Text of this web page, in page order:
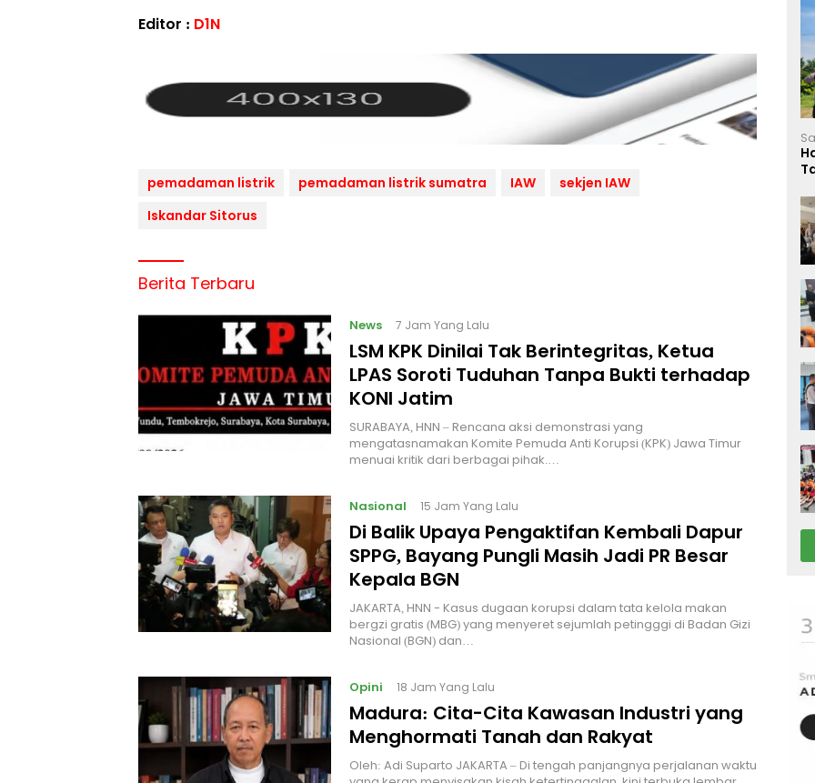
Editor : D1N
pemadaman listrik pemadaman listrik sumatra IAW
sekjen IAW
Iskandar Sitorus
Berita Terbaru
News 7 Jam Yang Lalu
LSM KPK Dinilai Tak Berintegritas, Ketua
LPAS Soroti Tuduhan Tanpa Bukti terhadap
KONI Jatim
SURABAYA, HNN – Rencana aksi demonstrasi yang
mengatasnamakan Komite Pemuda Anti Korupsi (KPK) Jawa Timur
menuai kritik dari berbagai pihak.…
Nasional 15 Jam Yang Lalu
Di Balik Upaya Pengaktifan Kembali Dapur
SPPG, Bayang Pungli Masih Jadi PR Besar
Kepala BGN
JAKARTA, HNN - Kasus dugaan korupsi dalam tata kelola makan
bergzi gratis (MBG) yang menyeret sejumlah petingggi di Badan Gizi
Nasional (BGN) dan…
Opini 18 Jam Yang Lalu
Madura: Cita-Cita Kawasan Industri yang
Menghormati Tanah dan Rakyat
Oleh: Adi Suparto JAKARTA – Di tengah panjangnya perjalanan waktu